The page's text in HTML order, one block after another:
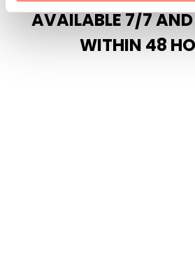
AVAILABLE 7/7 AND
WITHIN 48